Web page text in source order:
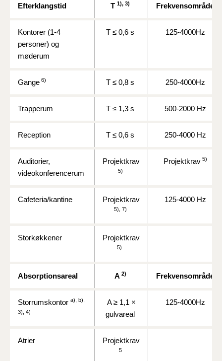
Efterklangstid T 1), 3) Frekvensområde
Kontorer (1-4
personer) og
møderum
T ≤ 0,6 s 125-4000Hz
Gange 6) T ≤ 0,8 s 250-4000Hz
Trapperum T ≤ 1,3 s 500-2000 Hz
Reception T ≤ 0,6 s 250-4000 Hz
Auditorier,
videokonferencerum
Projektkrav
5)
Projektkrav5)
Cafeteria/kantine Projektkrav
5), 7)
125-4000 Hz
Storkøkkener Projektkrav
5)
Absorptionsareal A 2) Frekvensområde
Storrumskontor a), b),
3), 4)
A ≥ 1,1 ×
gulvareal
125-4000Hz
Atrier Projektkrav
5